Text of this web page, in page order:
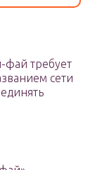
фай требует
сети